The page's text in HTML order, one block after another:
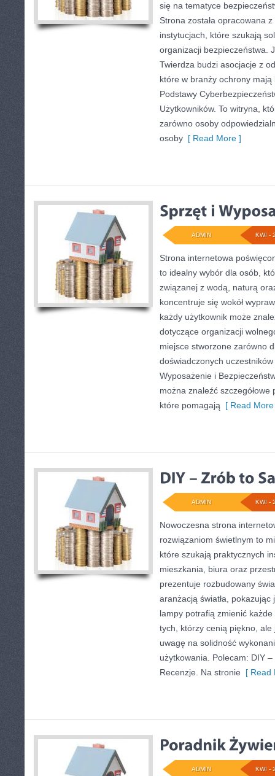
się na tematyce
Strona została opracowana
instytucjach, które szukają
organizacji bezpieczeństwa.
Twierdza budzi asocjacje z
które w branży ochrony
Podstawy
Użytkowników. To witryna,
zarówno osoby
osoby [ Read More ]
KWI -
ADMIN
Strona internetowa
to idealny wybór dla osób,
związanej z wodą, naturą
koncentruje się wokół
każdy użytkownik może
dotyczące organizacji
miejsce stworzone zarówno
doświadczonych
Wyposażenie i
można znaleźć
które pomagają [ Read
KWI -
ADMIN
Nowoczesna strona
rozwiązaniom świetlnym to
które szukają praktycznych
mieszkania, biura oraz
prezentuje rozbudowany
aranżacją światła,
lampy potrafią zmienić
tych, którzy cenią piękno,
uwagę na solidność
użytkowania. Polecam: DIY
Recenzje. Na stronie [ Read
KWI -
ADMIN